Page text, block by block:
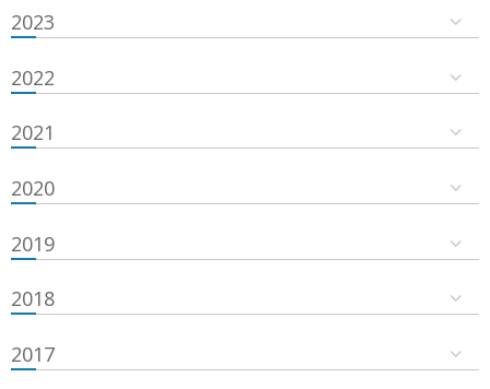
2023
2022
2021
2020
2019
2018
2017